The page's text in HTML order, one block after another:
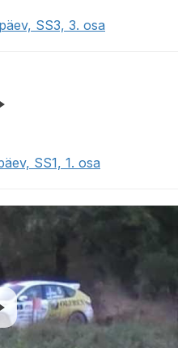
SS3, 3. osa
SS1, 1. osa